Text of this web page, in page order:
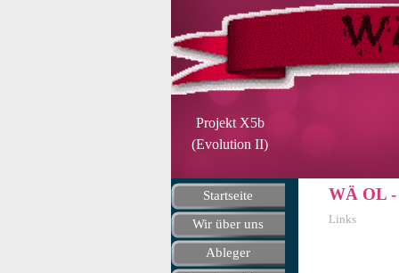
Projekt X5b
(Evolution II)
Menü überspringen
Startseite
Wir über uns
▼
Ableger
WÄ OL -
Links